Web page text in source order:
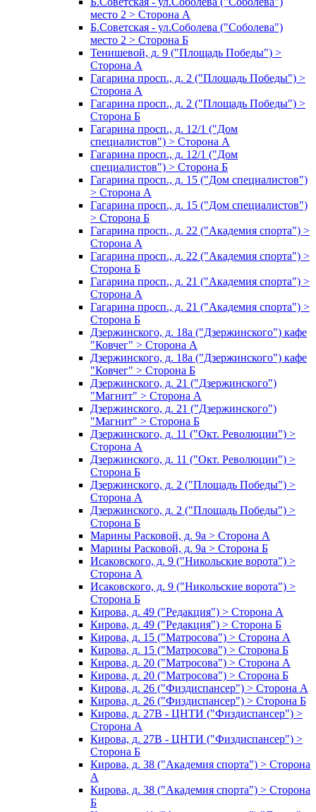
место 2 > Сторона А
Б.Советская - ул.Соболева ("Соболева")
место 2 > Сторона Б
Тенишевой, д. 9 ("Площадь Победы") >
Сторона А
Гагарина просп., д. 2 ("Площадь Победы") >
Сторона А
Гагарина просп., д. 2 ("Площадь Победы") >
Сторона Б
Гагарина просп., д. 12/1 ("Дом
специалистов") > Сторона А
Гагарина просп., д. 12/1 ("Дом
специалистов") > Сторона Б
Гагарина просп., д. 15 ("Дом специалистов")
> Сторона А
Гагарина просп., д. 15 ("Дом специалистов")
> Сторона Б
Гагарина просп., д. 22 ("Академия спорта") >
Сторона А
Гагарина просп., д. 22 ("Академия спорта") >
Сторона Б
Гагарина просп., д. 21 ("Академия спорта") >
Сторона А
Гагарина просп., д. 21 ("Академия спорта") >
Сторона Б
Дзержинского, д. 18а ("Дзержинского") кафе
"Ковчег" > Сторона А
Дзержинского, д. 18а ("Дзержинского") кафе
"Ковчег" > Сторона Б
Дзержинского, д. 21 ("Дзержинского")
"Магнит" > Сторона А
Дзержинского, д. 21 ("Дзержинского")
"Магнит" > Сторона Б
Дзержинского, д. 11 ("Окт. Революции") >
Сторона А
Дзержинского, д. 11 ("Окт. Революции") >
Сторона Б
Дзержинского, д. 2 ("Площадь Победы") >
Сторона А
Дзержинского, д. 2 ("Площадь Победы") >
Сторона Б
Марины Расковой, д. 9а > Сторона А
Марины Расковой, д. 9а > Сторона Б
Исаковского, д. 9 ("Никольские ворота") >
Сторона А
Исаковского, д. 9 ("Никольские ворота") >
Сторона Б
Кирова, д. 49 ("Редакция") > Сторона А
Кирова, д. 49 ("Редакция") > Сторона Б
Кирова, д. 15 ("Матросова") > Сторона А
Кирова, д. 15 ("Матросова") > Сторона Б
Кирова, д. 20 ("Матросова") > Сторона А
Кирова, д. 20 ("Матросова") > Сторона Б
Кирова, д. 26 ("Физдиспансер") > Сторона А
Кирова, д. 26 ("Физдиспансер") > Сторона Б
Кирова, д. 27В - ЦНТИ ("Физдиспансер") >
Сторона А
Кирова, д. 27В - ЦНТИ ("Физдиспансер") >
Сторона Б
Кирова, д. 38 ("Академия спорта") > Сторона
А
Кирова, д. 38 ("Академия спорта") > Сторона
Б